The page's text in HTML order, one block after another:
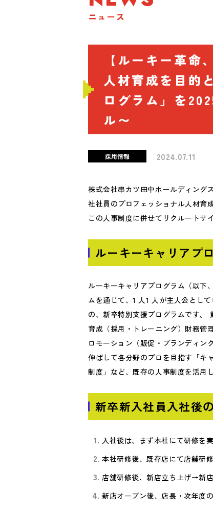
ニュース
【ルーキー革
人材育成を目的
ログラム」を
ル〜
採用情報 2024.07.11
株式会社串カツ田中ホールディング
社社員のプロフェッショナル人材育
この人事制度に併せてリクルートサ
ルーキーキャリアプ
ルーキーキャリアプログラム（以下
ムを通じて、1 人1 人が主人公とし
の、新卒特別支援プログラムです。
育成（採用・トレーニング）財務管
ロモーション（販促・ブランディン
伸ばして各分野のプロを目指す「キ
制度」など、既存の人事制度を活用
新卒新入社員入社後
入社後は、まず本社にて研修を
本社研修後、既存店にて店舗研
店舗研修後、新店立ち上げ→新
新店オープン後、店長・次年度